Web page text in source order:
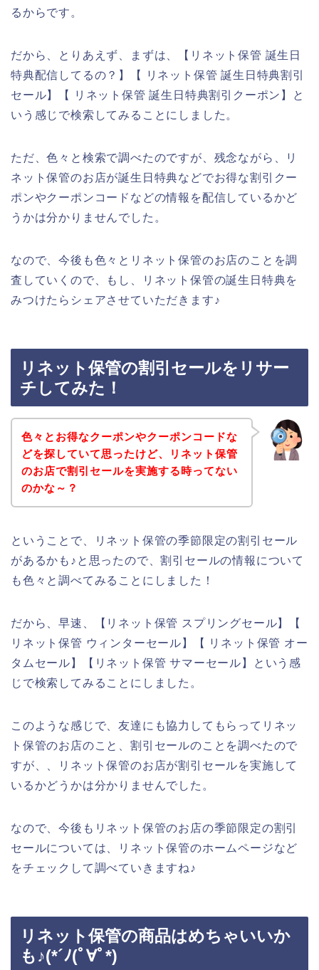
るからです。
だから、とりあえず、まずは、【リネット保管 誕生日
特典配信してるの？】【 リネット保管 誕生日特典割引
セール】【 リネット保管 誕生日特典割引クーポン】と
いう感じで検索してみることにしました。
ただ、色々と検索で調べたのですが、残念ながら、リ
ネット保管のお店が誕生日特典などでお得な割引クー
ポンやクーポンコードなどの情報を配信しているかど
うかは分かりませんでした。
なので、今後も色々とリネット保管のお店のことを調
査していくので、もし、リネット保管の誕生日特典を
みつけたらシェアさせていただきます♪
リネット保管の割引セールをリサー
チしてみた！
色々とお得なクーポンやクーポンコードな
どを探していて思ったけど、リネット保管
のお店で割引セールを実施する時ってない
のかな～？
ということで、リネット保管の季節限定の割引セール
があるかも♪と思ったので、割引セールの情報について
も色々と調べてみることにしました！
だから、早速、【リネット保管 スプリングセール】【
リネット保管 ウィンターセール】【 リネット保管 オー
タムセール】【リネット保管 サマーセール】という感
じで検索してみることにしました。
このような感じで、友達にも協力してもらってリネッ
ト保管のお店のこと、割引セールのことを調べたので
すが、、リネット保管のお店が割引セールを実施して
いるかどうかは分かりませんでした。
なので、今後もリネット保管のお店の季節限定の割引
セールについては、リネット保管のホームページなど
をチェックして調べていきますね♪
リネット保管の商品はめちゃいいか
も♪(*´ﾉ(ﾟ∀ﾟ*)